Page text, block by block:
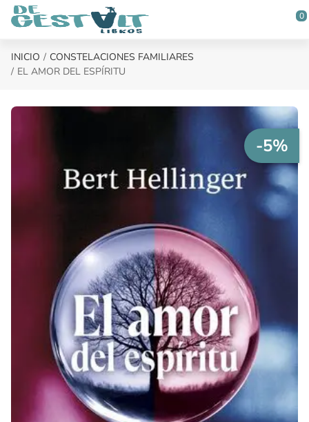
Saltar al contenido principal
0
INICIO
CONSTELACIONES FAMILIARES
EL AMOR DEL ESPÍRITU
-5%